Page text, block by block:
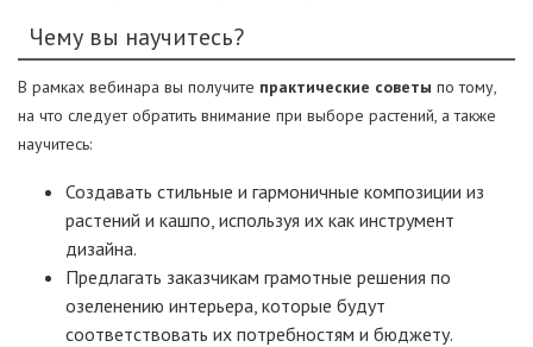
Чему вы научитесь?
В рамках вебинара вы получите практические советы по тому,
на что следует обратить внимание при выборе растений, а также
научитесь:
Создавать стильные и гармоничные композиции из
растений и кашпо, используя их как инструмент
дизайна.
Предлагать заказчикам грамотные решения по
озеленению интерьера, которые будут
соответствовать их потребностям и бюджету.